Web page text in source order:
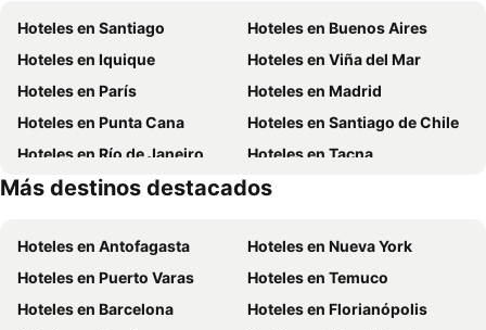
Hoteles en Santiago
Hoteles en Buenos Aires
Hoteles en Iquique
Hoteles en Viña del Mar
Hoteles en París
Hoteles en Madrid
Hoteles en Punta Cana
Hoteles en Santiago de Chile
Hoteles en Río de Janeiro
Hoteles en Tacna
Hoteles en Aruba
Hoteles en Brasil
Más destinos destacados
Hoteles en Antofagasta
Hoteles en Nueva York
Hoteles en Puerto Varas
Hoteles en Temuco
Hoteles en Barcelona
Hoteles en Florianópolis